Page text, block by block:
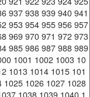
937 938 939 940 941
953 954 955 956 957
969 970 971 972 973
985 986 987 988 989
1001 1002 1003 10
1013 1014 1015 101
1025 1026 1027 1028
1038 1039 1040 1